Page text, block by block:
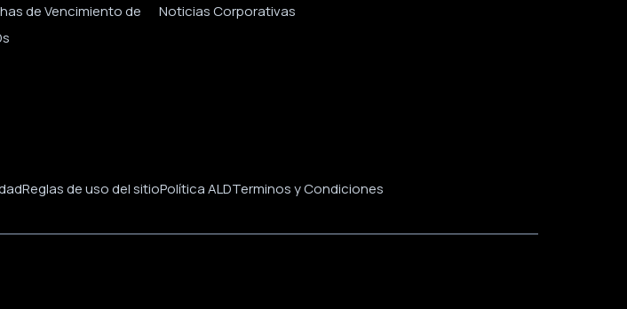
de Vencimiento de
Noticias Corporativas
Reglas de uso del sitioPolítica ALDTerminos y Condiciones